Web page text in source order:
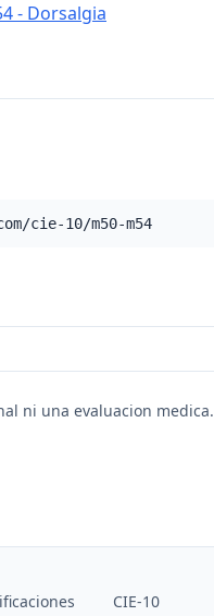
- Dorsalgia
cie-10/m50-m54
ni una evaluacion medica.
CIE-10